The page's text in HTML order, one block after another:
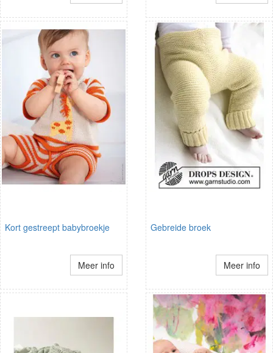
Kort gestreept babybroekje
Meer info
Gebreide broek
Meer info